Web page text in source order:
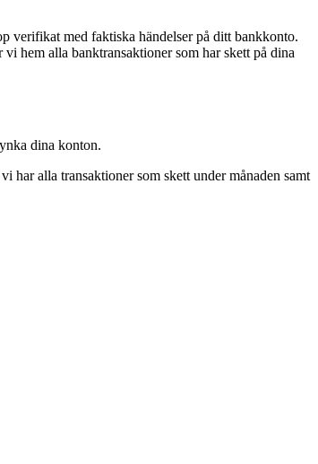
verifikat med faktiska händelser på ditt bankkonto.
hem alla banktransaktioner som har skett på dina
dina konton.
har alla transaktioner som skett under månaden samt